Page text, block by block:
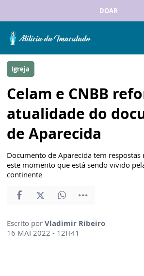
DOAR
Igreja
Celam e CNBB
atualidade do
de Aparecida
Documento de Aparecida tem respostas
este momento que está sendo vivido
continente
Escrito por Vladimir Ribeiro
16 MAI 2022 - 12H41